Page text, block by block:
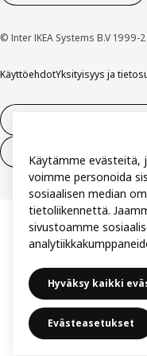
© Inter IKEA Systems B.V 1999-
KäyttöehdotYksityisyys ja
Käytämme
voimme personoida
sosiaalisen median
tietoliikennettä.
sivustoamme
Hyväksy kaikki
Evästeasetukset